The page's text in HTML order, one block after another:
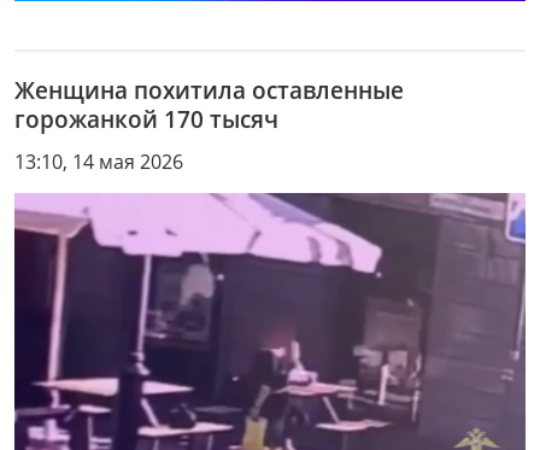
Женщина похитила оставленные
горожанкой 170 тысяч
13:10, 14 мая 2026